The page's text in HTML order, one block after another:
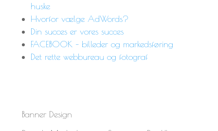
huske
Hvorfor vælge AdWords?
Din succes er vores succes
FACEBOOK – billeder og markedsføring
Det rette webbureau og fotograf
Banner Design